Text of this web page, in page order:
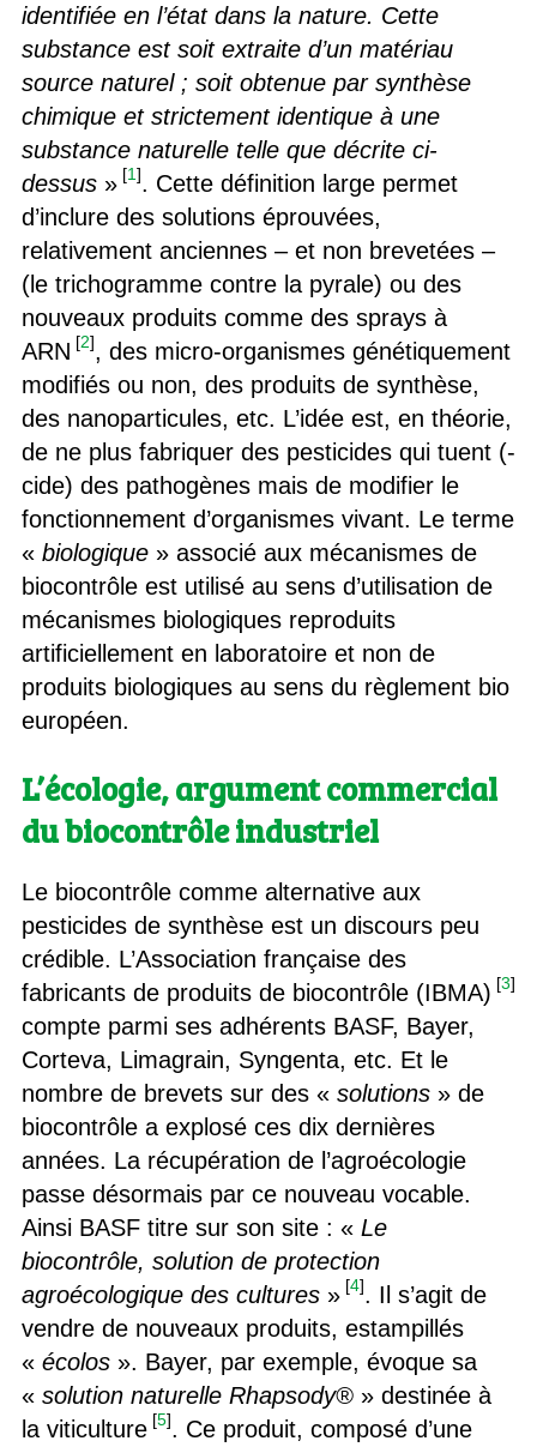
identifiée en l’état dans la nature. Cette
substance est soit extraite d’un matériau
source naturel ; soit obtenue par synthèse
chimique et strictement identique à une
substance naturelle telle que décrite ci-
dessus» [1]. Cette définition large permet
d’inclure des solutions éprouvées,
relativement anciennes – et non brevetées –
(le trichogramme contre la pyrale) ou des
nouveaux produits comme des sprays à
ARN [2], des micro-organismes génétiquement
modifiés ou non, des produits de synthèse,
des nanoparticules, etc. L’idée est, en théorie,
de ne plus fabriquer des pesticides qui tuent (-
cide) des pathogènes mais de modifier le
fonctionnement d’organismes vivant. Le terme
« biologique» associé aux mécanismes de
biocontrôle est utilisé au sens d’utilisation de
mécanismes biologiques reproduits
artificiellement en laboratoire et non de
produits biologiques au sens du règlement bio
européen.
L’écologie, argument commercial
du biocontrôle industriel
Le biocontrôle comme alternative aux
pesticides de synthèse est un discours peu
crédible. L’Association française des
fabricants de produits de biocontrôle (IBMA) [3]
compte parmi ses adhérents BASF, Bayer,
Corteva, Limagrain, Syngenta, etc. Et le
nombre de brevets sur des « solutions» de
biocontrôle a explosé ces dix dernières
années. La récupération de l’agroécologie
passe désormais par ce nouveau vocable.
Ainsi BASF titre sur son site : « Le
biocontrôle, solution de protection
agroécologique des cultures» [4]. Il s’agit de
vendre de nouveaux produits, estampillés
« écolos». Bayer, par exemple, évoque sa
« solution naturelle Rhapsody®» destinée à
la viticulture [5]. Ce produit, composé d’une